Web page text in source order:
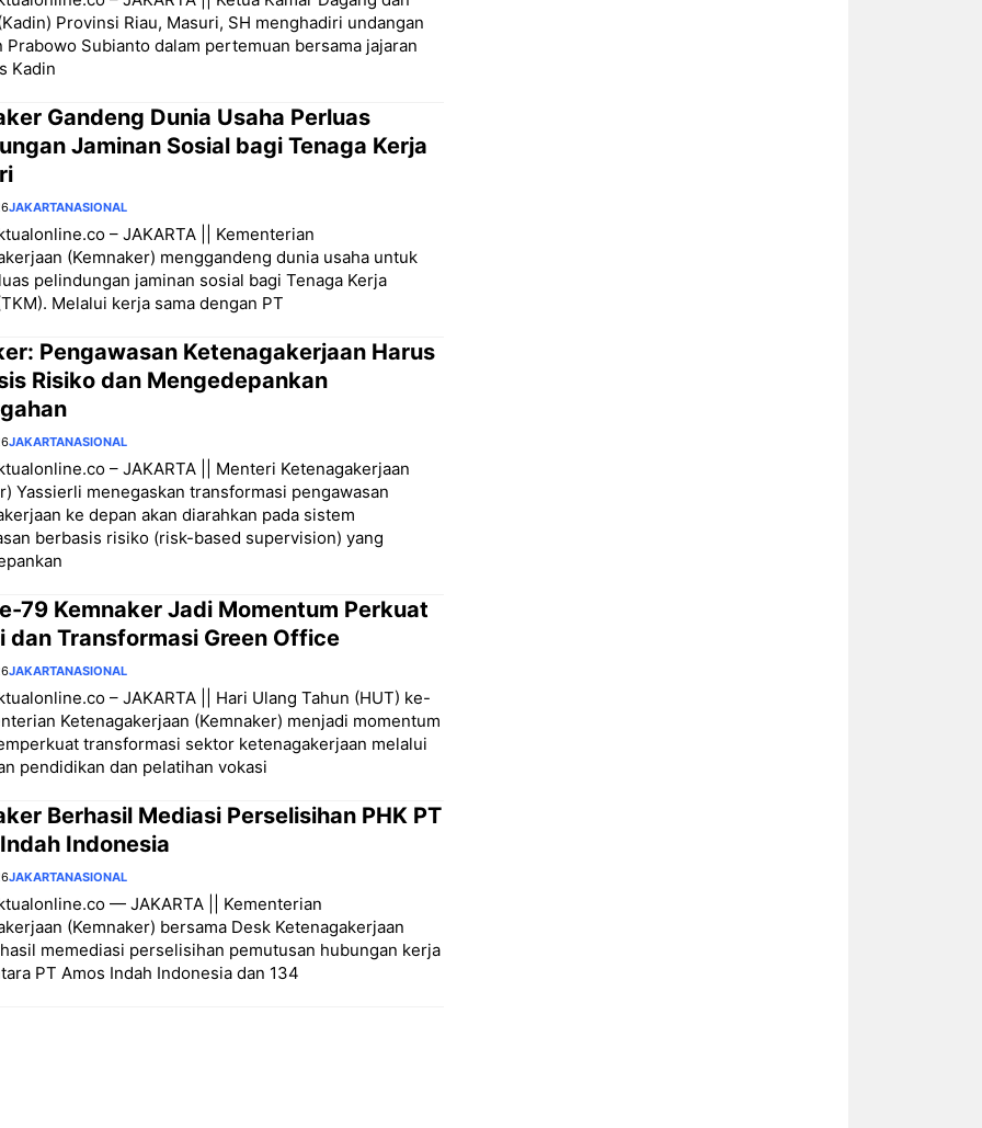
Provinsi Riau, Masuri, SH menghadiri undangan
Prabowo Subianto dalam pertemuan bersama jajaran
Kadin
Gandeng Dunia Usaha Perluas
Jaminan Sosial bagi Tenaga Kerja
JAKARTANASIONAL
– JAKARTA || Kementerian
(Kemnaker) menggandeng dunia usaha untuk
pelindungan jaminan sosial bagi Tenaga Kerja
Melalui kerja sama dengan PT
Pengawasan Ketenagakerjaan Harus
Risiko dan Mengedepankan
JAKARTANASIONAL
– JAKARTA || Menteri Ketenagakerjaan
Yassierli menegaskan transformasi pengawasan
ke depan akan diarahkan pada sistem
berbasis risiko (risk-based supervision) yang
79 Kemnaker Jadi Momentum Perkuat
dan Transformasi Green Office
JAKARTANASIONAL
– JAKARTA || Hari Ulang Tahun (HUT) ke-
Ketenagakerjaan (Kemnaker) menjadi momentum
transformasi sektor ketenagakerjaan melalui
pendidikan dan pelatihan vokasi
Berhasil Mediasi Perselisihan PHK PT
Indonesia
JAKARTANASIONAL
— JAKARTA || Kementerian
(Kemnaker) bersama Desk Ketenagakerjaan
memediasi perselisihan pemutusan hubungan kerja
PT Amos Indah Indonesia dan 134